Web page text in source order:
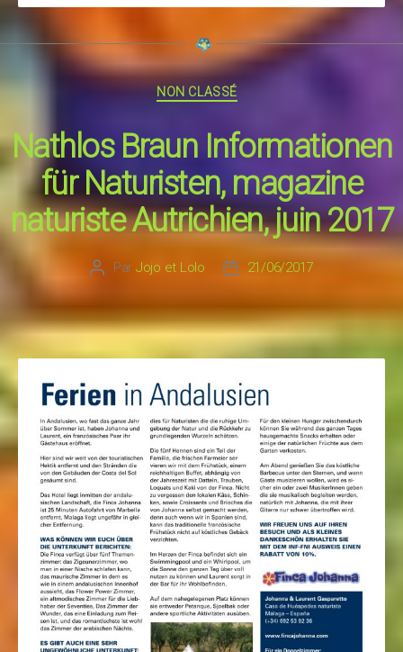
Catégories
NON CLASSÉ
Nathlos Braun Informationen
für Naturisten, magazine
naturiste Autrichien, juin 2017
Auteur
Par Jojo et Lolo
Date21/06/2017